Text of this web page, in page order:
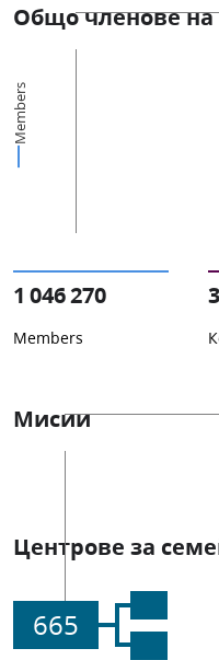
Общо членове
Members
1 046 270
Members
Мисии
Центрове за
665